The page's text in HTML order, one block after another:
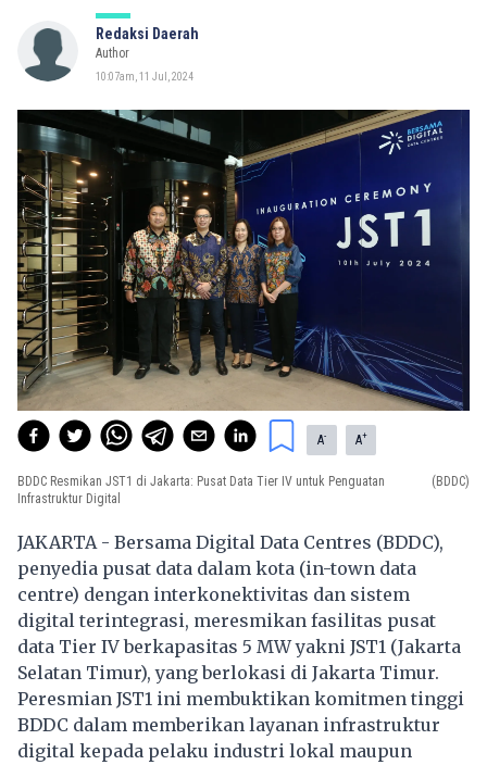
Redaksi Daerah
Author
10:07am, 11 Jul, 2024
A- A+
BDDC Resmikan JST1 di Jakarta: Pusat Data Tier IV untuk Penguatan
Infrastruktur Digital
(BDDC)
JAKARTA - Bersama Digital Data Centres (BDDC),
penyedia pusat data dalam kota (in-town data
centre) dengan interkonektivitas dan sistem
digital terintegrasi, meresmikan fasilitas pusat
data Tier IV berkapasitas 5 MW yakni JST1 (Jakarta
Selatan Timur), yang berlokasi di Jakarta Timur.
Peresmian JST1 ini membuktikan komitmen tinggi
BDDC dalam memberikan layanan infrastruktur
digital kepada pelaku industri lokal maupun